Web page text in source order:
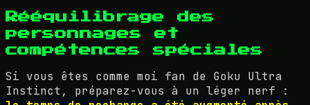
Rééquilibrage des
personnages et
compétences spéciales
Si vous êtes comme moi fan de Goku Ultra
Instinct, préparez-vous à un léger nerf :